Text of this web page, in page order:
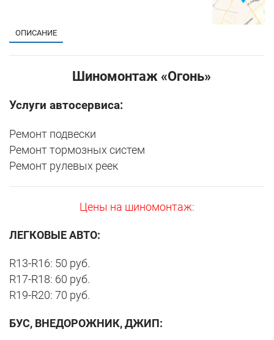
ОПИСАНИЕ
Шиномонтаж «Огонь»
Услуги автосервиса:
Ремонт подвески
Ремонт тормозных систем
Ремонт рулевых реек
Цены на шиномонтаж:
ЛЕГКОВЫЕ АВТО:
R13-R16: 50 руб.
R17-R18: 60 руб.
R19-R20: 70 руб.
БУС, ВНЕДОРОЖНИК, ДЖИП: